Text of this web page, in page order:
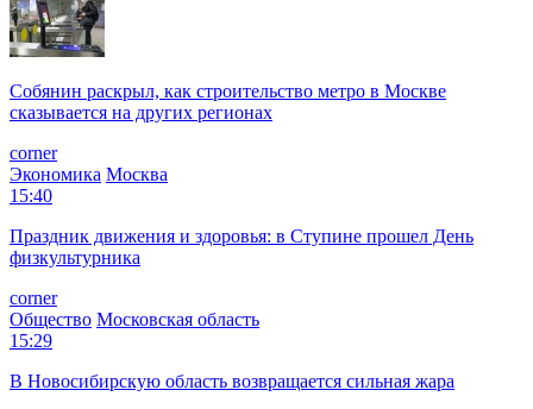
Собянин раскрыл, как строительство метро в Москве
сказывается на других регионах
corner
Экономика Москва
15:40
Праздник движения и здоровья: в Ступине прошел День
физкультурника
corner
Общество Московская область
15:29
В Новосибирскую область возвращается сильная жара